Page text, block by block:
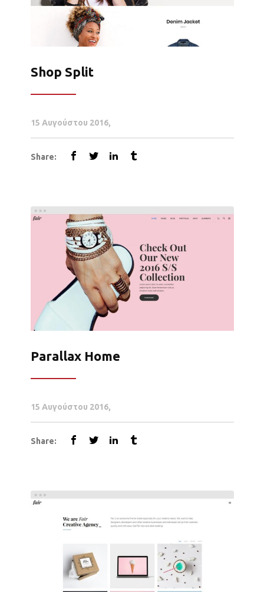
Shop Split
15 Αυγούστου 2016
Share:
Parallax Home
15 Αυγούστου 2016
Share: